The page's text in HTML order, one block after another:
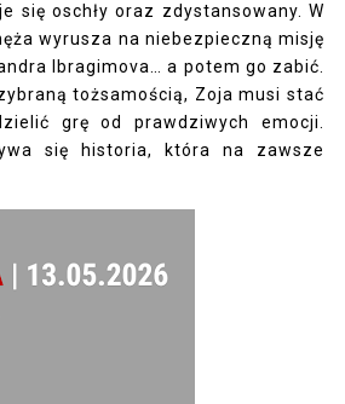
się oschły oraz zdystansowany. W
wyrusza na niebezpieczną misję
Ibragimova… a potem go zabić.
tożsamością, Zoja musi stać
grę od prawdziwych emocji.
się historia, która na zawsze